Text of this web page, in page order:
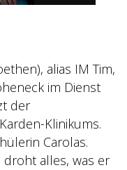
alias IM Tim,
im Dienst
der
Klinikums.
Carolas.
alles, was er